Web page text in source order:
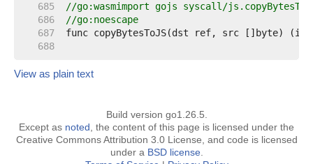
   685
//go:wasmimport gojs syscall/
   686
//go:noescape
   687
   688
View as plain text
Build version go1.26.5.
Except as noted , the content of this page is licensed under the
Creative Commons Attribution 3.0 License, and code is licensed
under a BSD license.